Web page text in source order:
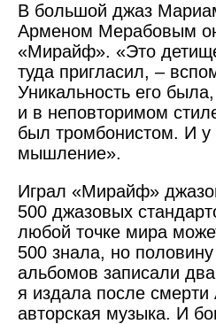
В большой джаз
Арменом Мерабовым
«Мирайф». «Это
туда пригласил, –
Уникальность его
и в неповторимом
был тромбонистом. И
мышление».
Играл «Мирайф»
500 джазовых
любой точке мира
500 знала, но
альбомов записали
я издала после
авторская музыка. И